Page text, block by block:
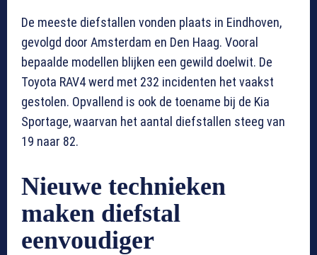
De meeste diefstallen vonden plaats in Eindhoven,
gevolgd door Amsterdam en Den Haag. Vooral
bepaalde modellen blijken een gewild doelwit. De
Toyota RAV4 werd met 232 incidenten het vaakst
gestolen. Opvallend is ook de toename bij de Kia
Sportage, waarvan het aantal diefstallen steeg van
19 naar 82.
Nieuwe technieken
maken diefstal
eenvoudiger